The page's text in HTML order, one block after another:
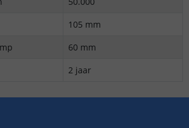
105 mm
60 mm
2 jaar